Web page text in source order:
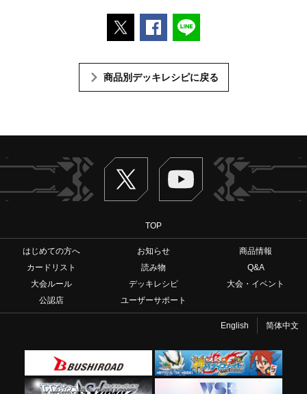
ポストするFacebookでシェアする
商品別デッキレシピに戻る
Twitter ヴァンガードch
TOP
はじめての方へ お知らせ
商品情報
カードリスト
読み物
Q&A
大会ルール
デッキレシピ
大会・イベント
公認店
ユーザーサポート
English 简体中文